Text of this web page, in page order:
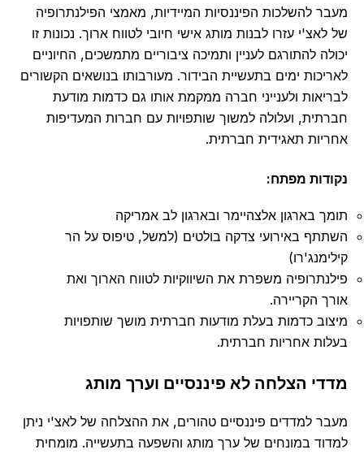
מעבר להשלכות הפיננסיות המיידיות, מאמצי הפילנתרופיה
של לאצ'י עזרו לבנות מותג אישי חיובי לטווח ארוך. נכונות זו
יכולה להתורגם לעניין ותמיכה ציבוריים מתמשכים, החיוניים
לאריכות ימים בתעשיית הבידור. מעורבותו בנושאים הקשורים
לבריאות ולענייני חברה ממקמת אותו גם כדמות מודעת
חברתית, ועלולה למשוך שותפויות עם חברות המעדיפות
אחריות תאגידית חברתית.
נקודות מפתח:
תומך בארגון אלצהיימר ובארגון לב אמריקה
השתתף באירועי צדקה בולטים (למשל, טיפוס על הר
קילימנג'רו)
פילנתרופיה משפרת את השיווקיות לטווח הארוך ואת
אורך הקריירה.
מיצוב כדמות בעלת מודעות חברתית מושך שותפויות
בעלות אחריות חברתית.
מדדי הצלחה לא פיננסיים וערך מותג
מעבר למדדים פיננסיים טהורים, את ההצלחה של לאצ'י ניתן
למדוד במונחים של ערך מותג והשפעה בתעשייה. מומחית